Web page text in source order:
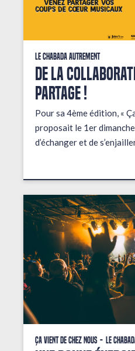
Le Chabada autrement
De la
partage !
Pour sa 4ème édition, «
proposait le 1er
d’échanger et de
Ça vient de chez nous Le